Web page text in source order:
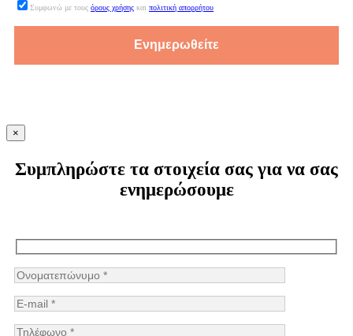
Συμφωνώ με τους όρους χρήσης και πολιτική απορρήτου
×
Συμπληρώστε τα στοιχεία σας για να σας
ενημερώσουμε